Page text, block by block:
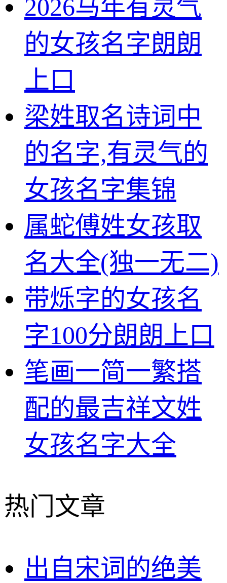
2026马年有灵气
的女孩名字朗朗
上口
梁姓取名诗词中
的名字,有灵气的
女孩名字集锦
属蛇傅姓女孩取
名大全(独一无二)
带烁字的女孩名
字100分朗朗上口
笔画一简一繁搭
配的最吉祥文姓
女孩名字大全
热门文章
出自宋词的绝美